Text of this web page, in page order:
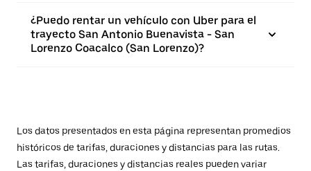
¿Puedo rentar un vehículo con Uber para el
trayecto San Antonio Buenavista - San
Lorenzo Coacalco (San Lorenzo)?
Los datos presentados en esta página representan promedios
históricos de tarifas, duraciones y distancias para las rutas.
Las tarifas, duraciones y distancias reales pueden variar